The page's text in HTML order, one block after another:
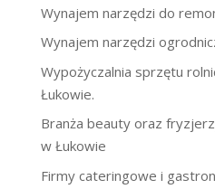
Wynajem narzędzi do
Wynajem narzędzi
Wypożyczalnia sprzętu
Łukowie.
Branża beauty oraz
w Łukowie
Firmy cateringowe i